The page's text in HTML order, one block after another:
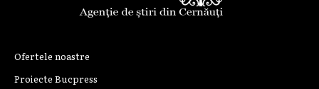
Ofertele noastre
Proiecte Bucpress